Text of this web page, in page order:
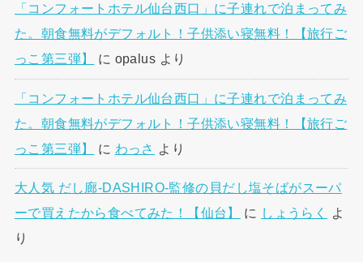
「コンフォートホテル仙台西口」に子連れで泊まってみ
た。朝食無料がデフォルト！子供添い寝無料！【旅行ご
っこ第三弾】
に opalus より
「コンフォートホテル仙台西口」に子連れで泊まってみ
た。朝食無料がデフォルト！子供添い寝無料！【旅行ご
っこ第三弾】
に わっさ より
大人気 だし廊-DASHIRO-監修の貝だし塩そばがスーパ
ーで買えたから食べてみた！【仙台】
に しょうらく
よ
り